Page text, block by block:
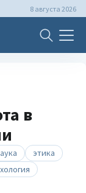
8 августа 2026
в
этика